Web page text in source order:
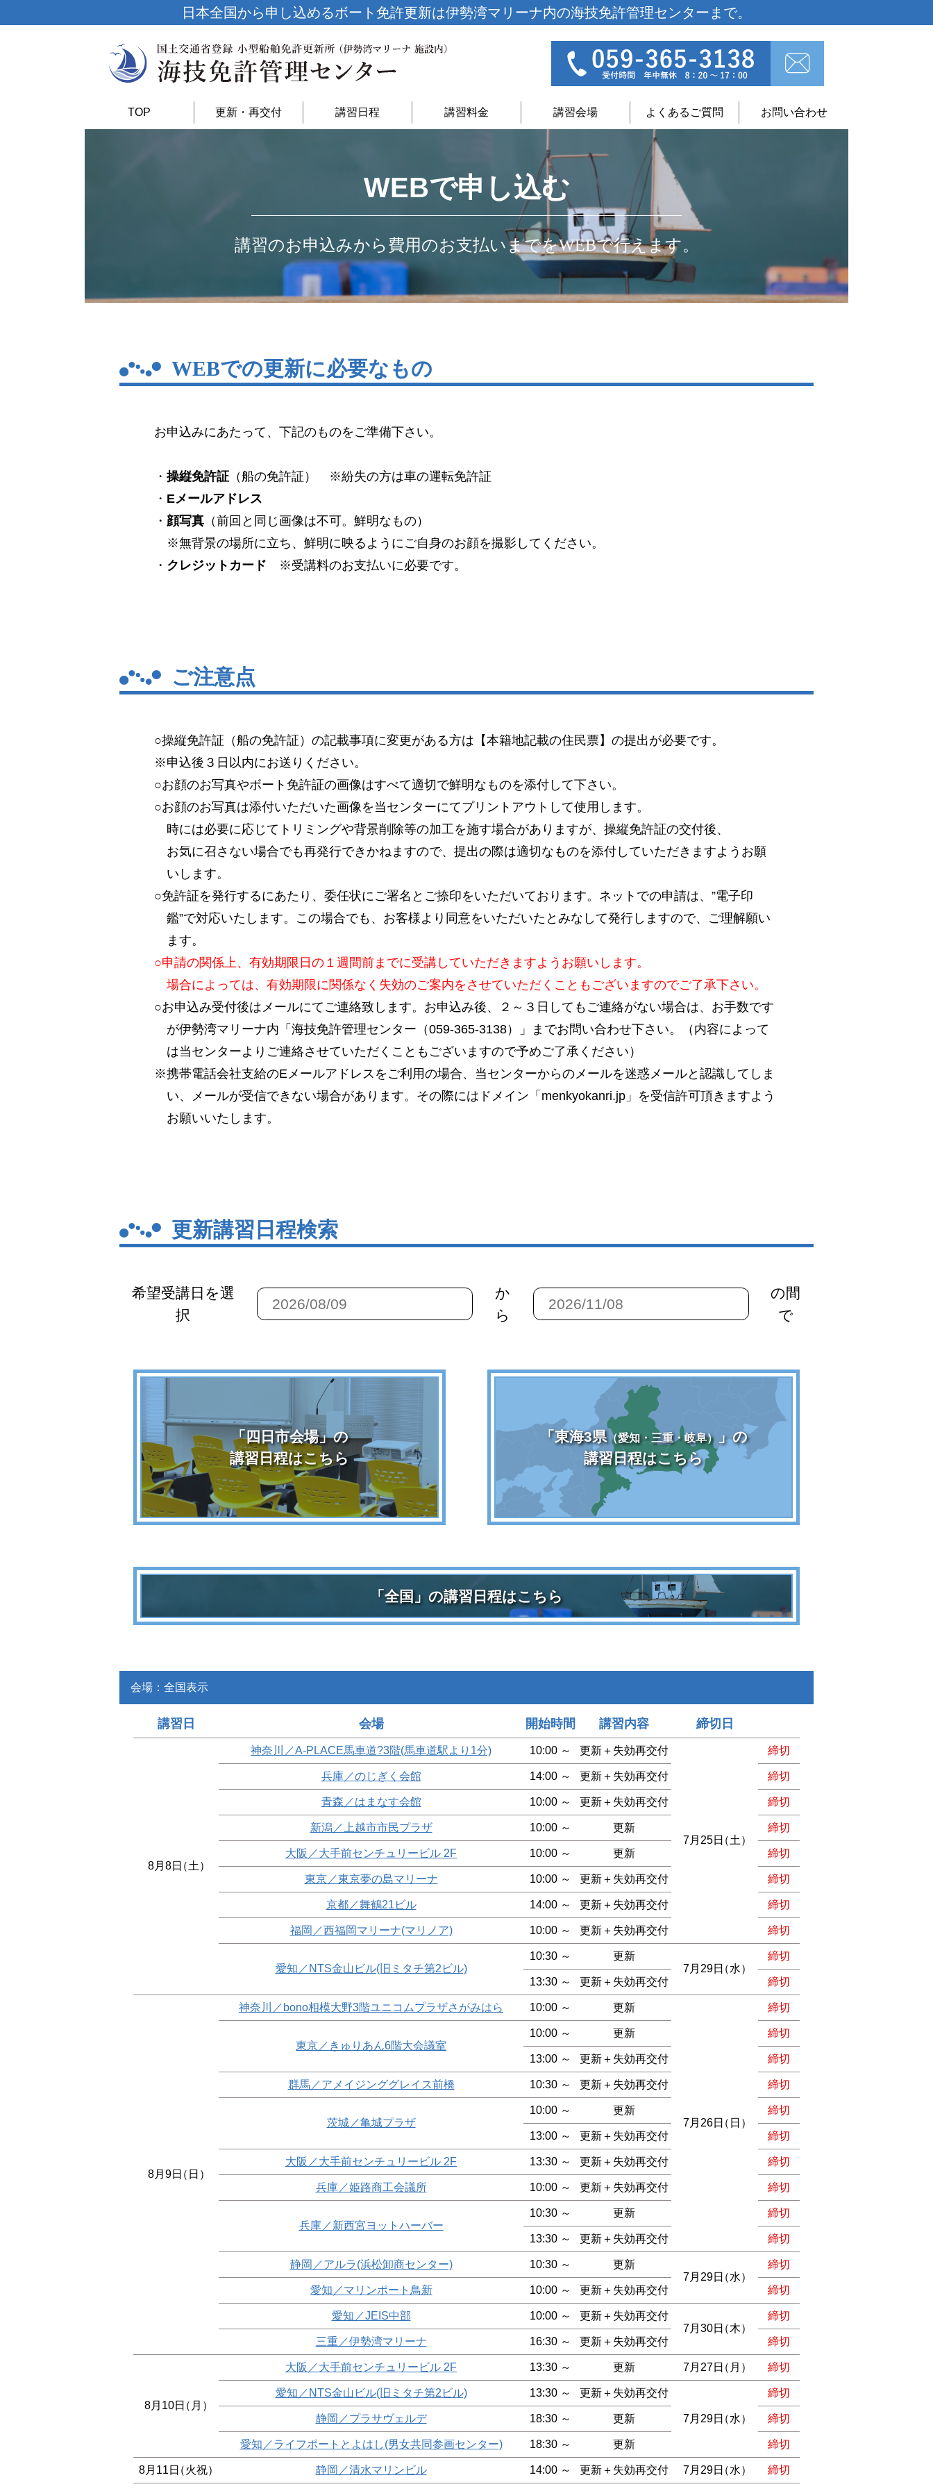
日本全国から申し込めるボート免許更新は伊勢湾マリーナ内の海技免許管理センターまで。
TOP 更新・再交付 講習日程 講習料金 講習会場 よくあるご質問 お問い合わせ
WEBで申し込む
講習のお申込みから費用のお支払いまでをWEBで行えます。
WEBでの更新に必要なもの
お申込みにあたって、下記のものをご準備下さい。
・ 操縦免許証 （船の免許証）
※紛失の方は車の運転免許証
・ Eメールアドレス
・ 顔写真 （前回と同じ画像は不可。鮮明なもの）
※無背景の場所に立ち、鮮明に映るようにご自身のお顔を撮影してください。
・ クレジットカード ※受講料のお支払いに必要です。
ご注意点
○操縦免許証（船の免許証）の記載事項に変更がある方は【本籍地記載の住民票】の提出が必要です。
※申込後３日以内にお送りください。
○お顔のお写真やボート免許証の画像はすべて適切で鮮明なものを添付して下さい。
○お顔のお写真は添付いただいた画像を当センターにてプリントアウトして使用します。
時には必要に応じてトリミングや背景削除等の加工を施す場合がありますが、操縦免許証の交付後、
お気に召さない場合でも再発行できかねますので、提出の際は適切なものを添付していただきますようお願
いします。
○免許証を発行するにあたり、委任状にご署名とご捺印をいただいております。ネットでの申請は、”電子印
鑑”で対応いたします。この場合でも、お客様より同意をいただいたとみなして発行しますので、ご理解願い
ます。
○申請の関係上、有効期限日の１週間前までに受講していただきますようお願いします。
場合によっては、有効期限に関係なく失効のご案内をさせていただくこともございますのでご了承下さい。
○お申込み受付後はメールにてご連絡致します。お申込み後、２～３日してもご連絡がない場合は、お手数です
が伊勢湾マリーナ内「海技免許管理センター（059-365-3138）」までお問い合わせ下さい。（内容によって
は当センターよりご連絡させていただくこともございますので予めご了承ください）
※携帯電話会社支給のEメールアドレスをご利用の場合、当センターからのメールを迷惑メールと認識してしま
い、メールが受信できない場合があります。その際にはドメイン「menkyokanri.jp」を受信許可頂きますよう
お願いいたします。
更新講習日程検索
希望受講日を選
択
か
ら
の間
で
「四日市会場」の
講習日程はこちら
「東海3県（愛知・三重・岐阜）
」の
講習日程はこちら
「全国」の講習日程はこちら
会場：全国表示
講習日 会場 開始時間 講習内容 締切日
8月8日（土）
神奈川／A-PLACE馬車道?3階(馬車道駅より1分) 10:00 ～ 更新＋失効再交付
7月25日（土）
締切
兵庫／のじぎく会館 14:00 ～ 更新＋失効再交付 締切
青森／はまなす会館 10:00 ～ 更新＋失効再交付 締切
新潟／上越市市民プラザ 10:00 ～ 更新 締切
大阪／大手前センチュリービル 2F 10:00 ～ 更新 締切
東京／東京夢の島マリーナ 10:00 ～ 更新＋失効再交付 締切
京都／舞鶴21ビル 14:00 ～ 更新＋失効再交付 締切
福岡／西福岡マリーナ(マリノア) 10:00 ～ 更新＋失効再交付 締切
愛知／NTS金山ビル(旧ミタチ第2ビル)
10:30 ～
更新
7月29日（水）
締切
13:30 ～ 更新＋失効再交付 締切
8月9日（日）
神奈川／bono相模大野3階ユニコムプラザさがみはら 10:00 ～ 更新
7月26日（日）
締切
東京／きゅりあん6階大会議室
10:00 ～ 更新 締切
13:00 ～ 更新＋失効再交付 締切
群馬／アメイジンググレイス前橋 10:30 ～ 更新＋失効再交付 締切
茨城／亀城プラザ
10:00 ～ 更新 締切
13:00 ～ 更新＋失効再交付 締切
大阪／大手前センチュリービル 2F 13:30 ～ 更新＋失効再交付 締切
兵庫／姫路商工会議所 10:00 ～ 更新＋失効再交付 締切
兵庫／新西宮ヨットハーバー
10:30 ～ 更新 締切
13:30 ～ 更新＋失効再交付 締切
静岡／アルラ(浜松卸商センター) 10:30 ～
更新
7月29日（水）
締切
愛知／マリンポート鳥新 10:00 ～ 更新＋失効再交付 締切
愛知／JEIS中部 10:00 ～
更新＋失効再交付
7月30日（木）
締切
三重／伊勢湾マリーナ 16:30 ～ 更新＋失効再交付 締切
8月10日（月）
大阪／大手前センチュリービル 2F 13:30 ～ 更新 7月27日（月） 締切
愛知／NTS金山ビル(旧ミタチ第2ビル) 13:30 ～ 更新＋失効再交付
7月29日（水）
締切
静岡／プラサヴェルデ 18:30 ～ 更新 締切
愛知／ライフポートとよはし(男女共同参画センター) 18:30 ～ 更新 締切
8月11日（火祝） 静岡／清水マリンビル 14:00 ～ 更新＋失効再交付 7月29日（水） 締切